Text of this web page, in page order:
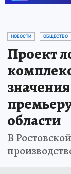
НОВОСТИ ОБЩЕСТВО
Проект
области
В